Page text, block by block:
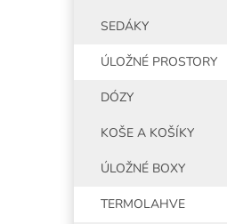
SEDÁKY
ÚLOŽNÉ PROSTORY
DÓZY
KOŠE A KOŠÍKY
ÚLOŽNÉ BOXY
TERMOLAHVE